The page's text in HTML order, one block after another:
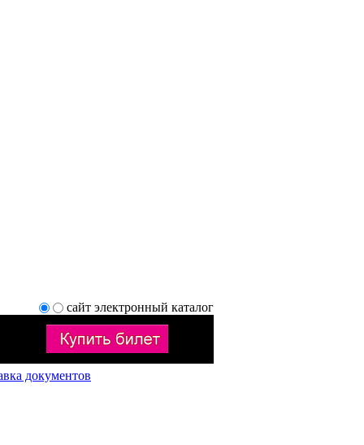
сайт электронный каталог
документов